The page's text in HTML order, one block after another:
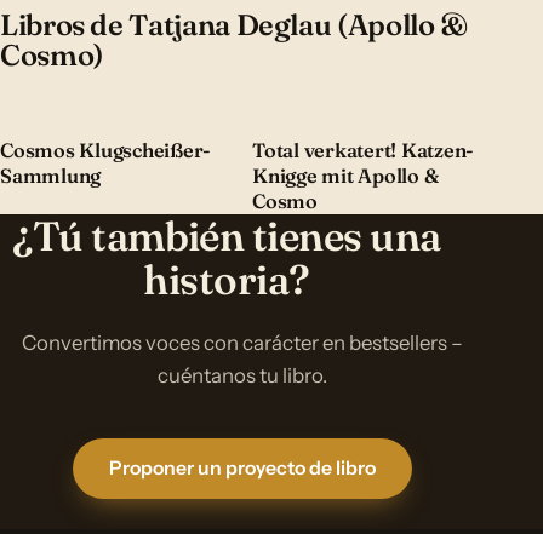
Libros de Tatjana Deglau (Apollo &
Cosmo)
Cosmos Klugscheißer-
Sammlung
Total verkatert! Katzen-
Knigge mit Apollo &
Cosmo
¿Tú también tienes una
historia?
Convertimos voces con carácter en bestsellers –
cuéntanos tu libro.
Proponer un proyecto de libro